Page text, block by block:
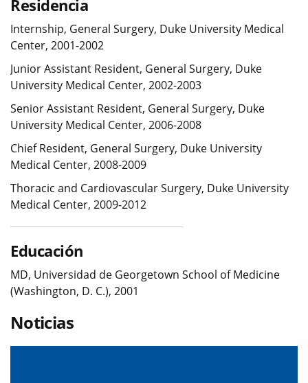
Residencia
Internship, General Surgery, Duke University Medical
Center, 2001-2002
Junior Assistant Resident, General Surgery, Duke
University Medical Center, 2002-2003
Senior Assistant Resident, General Surgery, Duke
University Medical Center, 2006-2008
Chief Resident, General Surgery, Duke University
Medical Center, 2008-2009
Thoracic and Cardiovascular Surgery, Duke University
Medical Center, 2009-2012
Educación
MD, Universidad de Georgetown School of Medicine
(Washington, D. C.), 2001
Noticias